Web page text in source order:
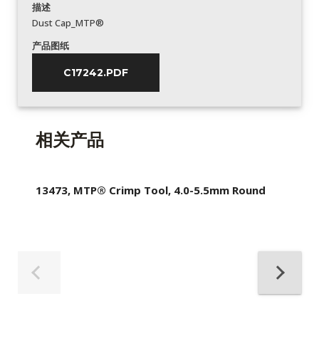
描述
Dust Cap_MTP®
产品图纸
C17242.PDF
相关产品
13473, MTP® Crimp Tool, 4.0-5.5mm Round